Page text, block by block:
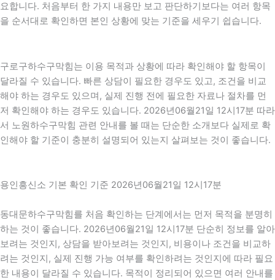
요합니다. 처음부터 한 가지 내용만 보고 판단하기보다는 여러 항목
을 순서대로 확인하면 본인 상황에 맞는 기준을 세우기 쉽습니다.
구로구하수구막힘는 이용 목적과 상황에 따라 확인해야 할 항목이
달라질 수 있습니다. 빠른 상담이 필요한 경우도 있고, 조건을 비교
해야 하는 경우도 있으며, 실제 진행 전에 필요한 자료나 절차를 먼
저 확인해야 하는 경우도 있습니다. 2026년06월21일 12시17분 따라
서 노원하수구막힘 관련 안내를 볼 때는 단순한 소개보다 실제로 확
인해야 할 기준이 충분히 설명되어 있는지 살펴보는 것이 좋습니다.
용인흥신소 기본 확인 기준 2026년06월21일 12시17분
동대문하수구막힘를 처음 확인하는 단계에서는 먼저 목적을 분명히
하는 것이 좋습니다. 2026년06월21일 12시17분 단순히 정보를 알아
보려는 것인지, 상담을 받아보려는 것인지, 비용이나 조건을 비교하
려는 것인지, 실제 진행 가능 여부를 확인하려는 것인지에 따라 필요
한 내용이 달라질 수 있습니다. 목적이 정리되어 있으면 여러 안내를